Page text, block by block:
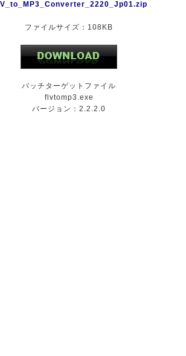
ファイルサイズ：108KB
パッチターゲットファイル
flvtomp3.exe
バージョン：2.2.2.0